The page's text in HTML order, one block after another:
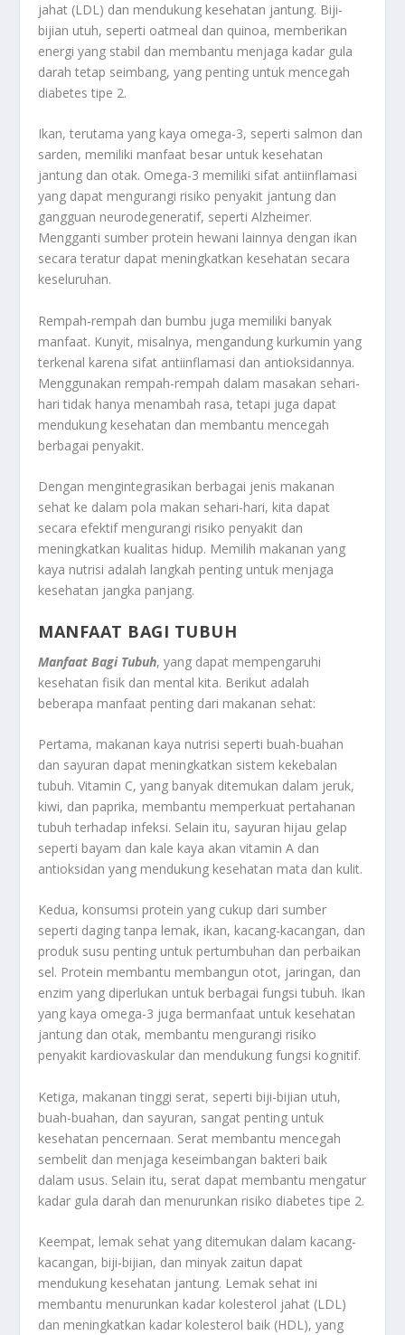
jahat (LDL) dan mendukung kesehatan jantung. Biji-
bijian utuh, seperti oatmeal dan quinoa, memberikan
energi yang stabil dan membantu menjaga kadar gula
darah tetap seimbang, yang penting untuk mencegah
diabetes tipe 2.
Ikan, terutama yang kaya omega-3, seperti salmon dan
sarden, memiliki manfaat besar untuk kesehatan
jantung dan otak. Omega-3 memiliki sifat antiinflamasi
yang dapat mengurangi risiko penyakit jantung dan
gangguan neurodegeneratif, seperti Alzheimer.
Mengganti sumber protein hewani lainnya dengan ikan
secara teratur dapat meningkatkan kesehatan secara
keseluruhan.
Rempah-rempah dan bumbu juga memiliki banyak
manfaat. Kunyit, misalnya, mengandung kurkumin yang
terkenal karena sifat antiinflamasi dan antioksidannya.
Menggunakan rempah-rempah dalam masakan sehari-
hari tidak hanya menambah rasa, tetapi juga dapat
mendukung kesehatan dan membantu mencegah
berbagai penyakit.
Dengan mengintegrasikan berbagai jenis makanan
sehat ke dalam pola makan sehari-hari, kita dapat
secara efektif mengurangi risiko penyakit dan
meningkatkan kualitas hidup. Memilih makanan yang
kaya nutrisi adalah langkah penting untuk menjaga
kesehatan jangka panjang.
MANFAAT BAGI TUBUH
Manfaat Bagi Tubuh, yang dapat mempengaruhi
kesehatan fisik dan mental kita. Berikut adalah
beberapa manfaat penting dari makanan sehat:
Pertama, makanan kaya nutrisi seperti buah-buahan
dan sayuran dapat meningkatkan sistem kekebalan
tubuh. Vitamin C, yang banyak ditemukan dalam jeruk,
kiwi, dan paprika, membantu memperkuat pertahanan
tubuh terhadap infeksi. Selain itu, sayuran hijau gelap
seperti bayam dan kale kaya akan vitamin A dan
antioksidan yang mendukung kesehatan mata dan kulit.
Kedua, konsumsi protein yang cukup dari sumber
seperti daging tanpa lemak, ikan, kacang-kacangan, dan
produk susu penting untuk pertumbuhan dan perbaikan
sel. Protein membantu membangun otot, jaringan, dan
enzim yang diperlukan untuk berbagai fungsi tubuh. Ikan
yang kaya omega-3 juga bermanfaat untuk kesehatan
jantung dan otak, membantu mengurangi risiko
penyakit kardiovaskular dan mendukung fungsi kognitif.
Ketiga, makanan tinggi serat, seperti biji-bijian utuh,
buah-buahan, dan sayuran, sangat penting untuk
kesehatan pencernaan. Serat membantu mencegah
sembelit dan menjaga keseimbangan bakteri baik
dalam usus. Selain itu, serat dapat membantu mengatur
kadar gula darah dan menurunkan risiko diabetes tipe 2.
Keempat, lemak sehat yang ditemukan dalam kacang-
kacangan, biji-bijian, dan minyak zaitun dapat
mendukung kesehatan jantung. Lemak sehat ini
membantu menurunkan kadar kolesterol jahat (LDL)
dan meningkatkan kadar kolesterol baik (HDL), yang